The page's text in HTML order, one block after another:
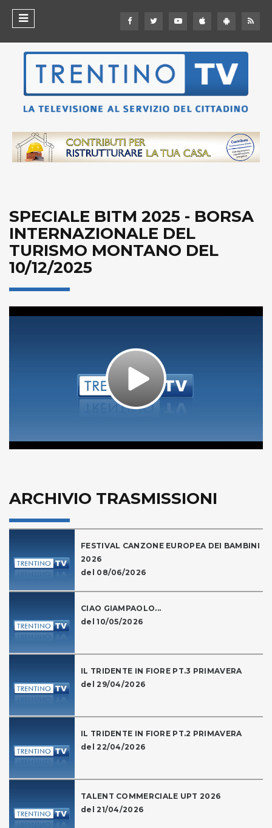
SPECIALE BITM 2025 - BORSA
INTERNAZIONALE DEL
TURISMO MONTANO DEL
10/12/2025
Play
Video
ARCHIVIO TRASMISSIONI
FESTIVAL CANZONE EUROPEA DEI BAMBINI
2026
del 08/06/2026
CIAO GIAMPAOLO...
del 10/05/2026
IL TRIDENTE IN FIORE PT.3 PRIMAVERA
del 29/04/2026
IL TRIDENTE IN FIORE PT.2 PRIMAVERA
del 22/04/2026
TALENT COMMERCIALE UPT 2026
del 21/04/2026